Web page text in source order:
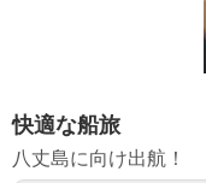
快適な船旅
八丈島に向け出航！